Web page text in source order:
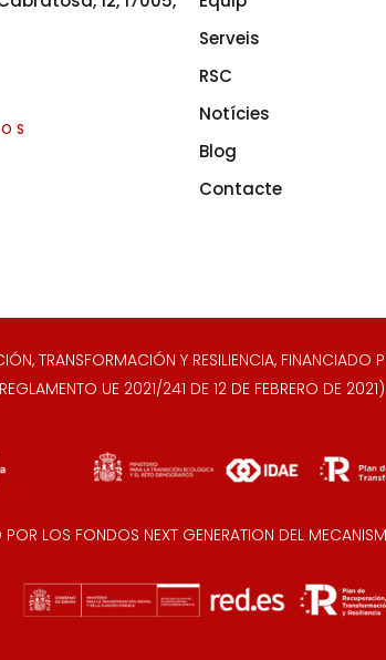
Serveis
RSC
Notícies
Blog
Contacte
TRANSFORMACIÓN Y RESILIENCIA, FINANCIADO
UE 2021/241 DE 12 DE FEBRERO DE 2021)
LOS FONDOS NEXT GENERATION DEL